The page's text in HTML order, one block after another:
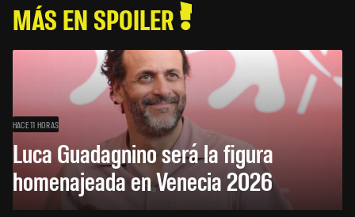
MÁS EN SPOILER
HACE 11 HORAS
Luca Guadagnino será la figura
homenajeada en Venecia 2026